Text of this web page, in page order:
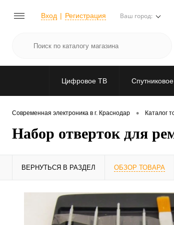
Вход Регистрация Ваш город:
Цифровое ТВ
Современная электроника в г. Краснодар • Каталог
Набор отверток для
ВЕРНУТЬСЯ В РАЗДЕЛ ОБЗОР ТОВАРА